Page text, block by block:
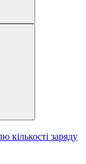
кількості заряду